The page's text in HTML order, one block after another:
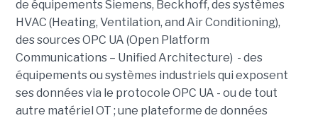
de équipements Siemens, Beckhoff, des systèmes
HVAC (Heating, Ventilation, and Air Conditioning),
des sources OPC UA (Open Platform
Communications – Unified Architecture) - des
équipements ou systèmes industriels qui exposent
ses données via le protocole OPC UA - ou de tout
autre matériel OT ; une plateforme de données